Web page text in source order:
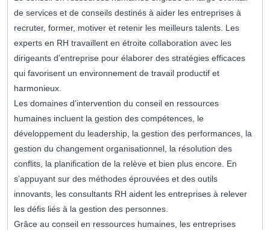
de services et de conseils destinés à aider les entreprises à
recruter, former, motiver et retenir les meilleurs talents. Les
experts en RH travaillent en étroite collaboration avec les
dirigeants d’entreprise pour élaborer des stratégies efficaces
qui favorisent un environnement de travail productif et
harmonieux.
Les domaines d’intervention du conseil en ressources
humaines incluent la gestion des compétences, le
développement du leadership, la gestion des performances, la
gestion du changement organisationnel, la résolution des
conflits, la planification de la relève et bien plus encore. En
s’appuyant sur des méthodes éprouvées et des outils
innovants, les consultants RH aident les entreprises à relever
les défis liés à la gestion des personnes.
Grâce au conseil en ressources humaines, les entreprises